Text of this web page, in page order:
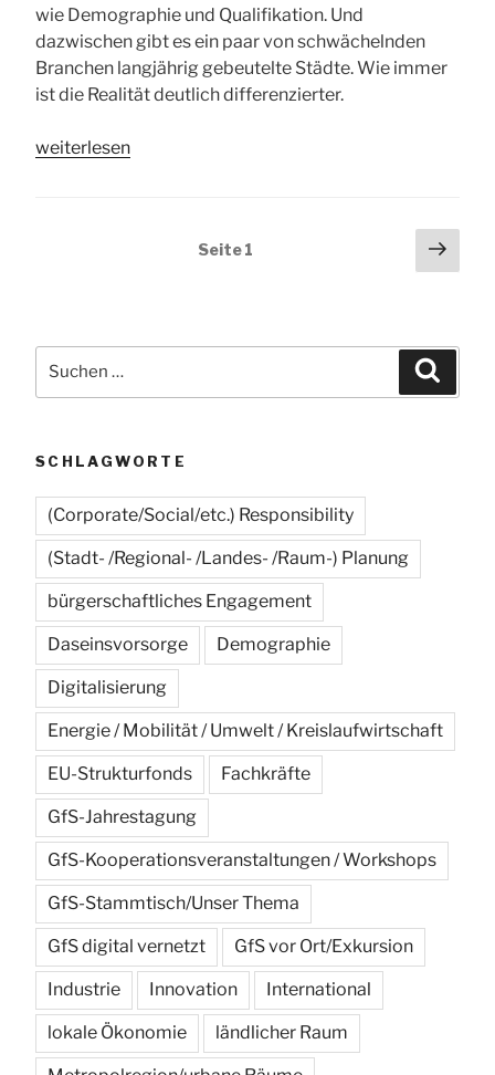
wie Demographie und Qualifikation. Und
dazwischen gibt es ein paar von schwächelnden
Branchen langjährig gebeutelte Städte. Wie immer
ist die Realität deutlich differenzierter.
„GfS
Herausforderungen,
Strategien
weiterlesen
Seitennummerierung
Seite1
nach:
SCHLAGWORTE
(Corporate/Social/etc.) Responsibility
(Stadt- /Regional- /Landes- /Raum-) Planung
bürgerschaftliches Engagement
Daseinsvorsorge Demographie
Digitalisierung
Energie / Mobilität / Umwelt / Kreislaufwirtschaft
EU-Strukturfonds Fachkräfte
GfS-Jahrestagung
GfS-Kooperationsveranstaltungen / Workshops
GfS-Stammtisch/Unser Thema
GfS digital vernetzt GfS vor Ort/Exkursion
Industrie Innovation International
lokale Ökonomie ländlicher Raum